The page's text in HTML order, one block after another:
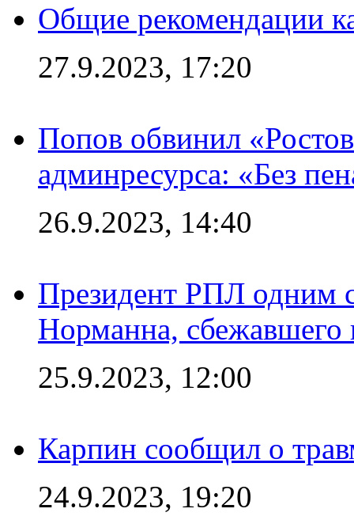
Общие рекомендации
27.9.2023, 17:20
Попов обвинил
админресурса: «Без
26.9.2023, 14:40
Президент РПЛ одним
Норманна, сбежавшего
25.9.2023, 12:00
Карпин сообщил о
24.9.2023, 19:20